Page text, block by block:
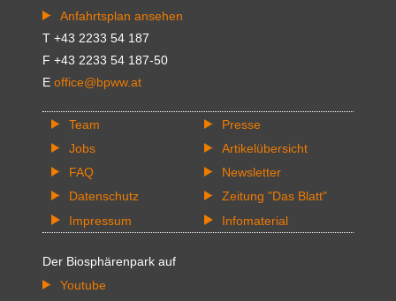
Anfahrtsplan ansehen
T +43 2233 54 187
F +43 2233 54 187-50
E office@bpww.at
Team
Jobs
FAQ
Datenschutz
Impressum
Presse
Artikelübersicht
Newsletter
Zeitung "Das Blatt"
Infomaterial
Der Biosphärenpark auf
Youtube